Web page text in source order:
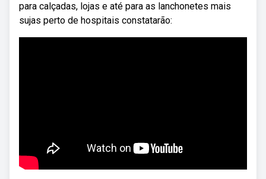
para calçadas, lojas e até para as lanchonetes mais
sujas perto de hospitais constatarão: